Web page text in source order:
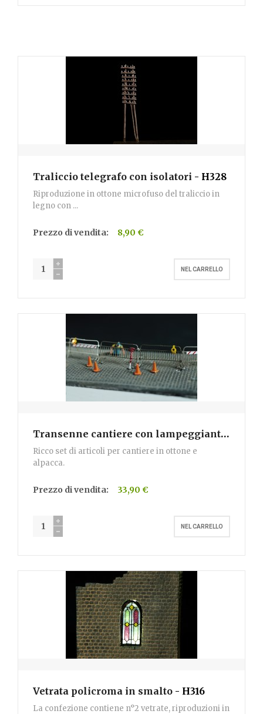
Traliccio telegrafo con isolatori - H328
Riproduzione in ottone microfuso del traliccio in
legno con ...
Prezzo di vendita: 8,90 €
Transenne cantiere con lampeggianti- H330
Ricco set di articoli per cantiere in ottone e
alpacca.
Prezzo di vendita: 33,90 €
Vetrata policroma in smalto - H316
La confezione contiene n°2 vetrate, riproduzioni in